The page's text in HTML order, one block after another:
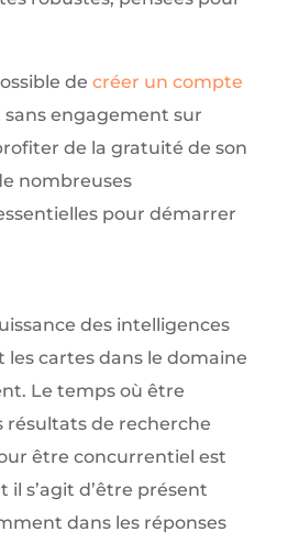
de créer un compte
sans engagement sur
de la gratuité de son
nombreuses
pour démarrer
des intelligences
les cartes dans le domaine
Le temps où être
résultats de recherche
être concurrentiel est
il s’agit d’être présent
dans les réponses